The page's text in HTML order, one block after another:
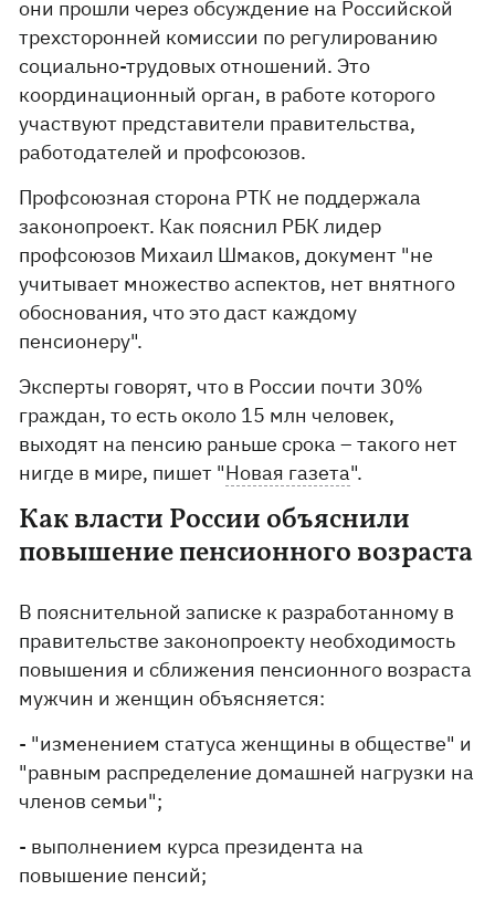
они прошли через обсуждение на Российской
трехсторонней комиссии по регулированию
социально-трудовых отношений. Это
координационный орган, в работе которого
участвуют представители правительства,
работодателей и профсоюзов.
Профсоюзная сторона РТК не поддержала
законопроект. Как пояснил РБК лидер
профсоюзов Михаил Шмаков, документ "не
учитывает множество аспектов, нет внятного
обоснования, что это даст каждому
пенсионеру".
Эксперты говорят, что в России почти 30%
граждан, то есть около 15 млн человек,
выходят на пенсию раньше срока – такого нет
нигде в мире, пишет "Новая газета".
Как власти России объяснили
повышение пенсионного возраста
В пояснительной записке к разработанному в
правительстве законопроекту необходимость
повышения и сближения пенсионного возраста
мужчин и женщин объясняется:
- "изменением статуса женщины в обществе" и
"равным распределение домашней нагрузки на
членов семьи";
- выполнением курса президента на
повышение пенсий;